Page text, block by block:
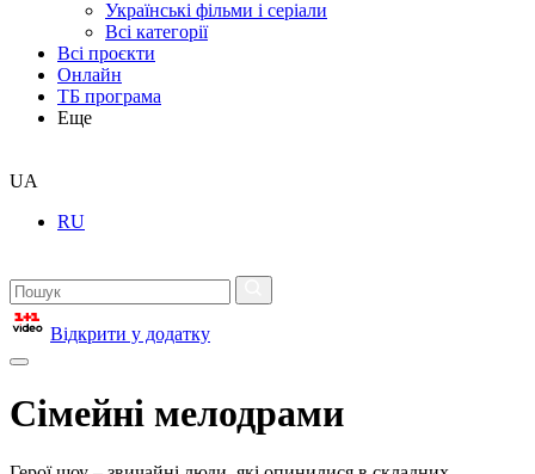
Українські фільми і серіали
Всі категорії
Всі проєкти
Онлайн
ТБ програма
Еще
UA
RU
Відкрити у додатку
Сімейні мелодрами